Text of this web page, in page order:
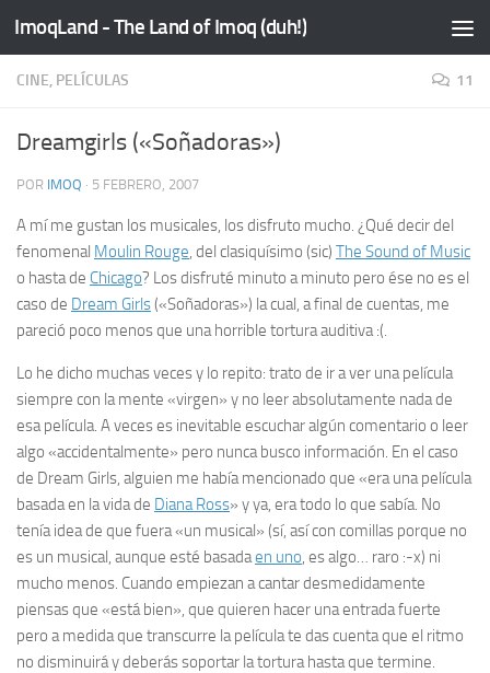
Saltar al contenido
ImoqLand - The Land of Imoq (duh!)
CINE, PELÍCULAS 11
Dreamgirls («Soñadoras»)
POR IMOQ · 5 FEBRERO, 2007
A mí me gustan los musicales, los disfruto mucho. ¿Qué decir del
fenomenal Moulin Rouge, del clasiquísimo (sic) The Sound of Music
o hasta de Chicago? Los disfruté minuto a minuto pero ése no es el
caso de Dream Girls(«Soñadoras») la cual, a final de cuentas, me
pareció poco menos que una horrible tortura auditiva :(.
Lo he dicho muchas veces y lo repito: trato de ir a ver una película
siempre con la mente «virgen» y no leer absolutamente nada de
esa película. A veces es inevitable escuchar algún comentario o leer
algo «accidentalmente» pero nunca busco información. En el caso
de Dream Girls, alguien me había mencionado que «era una película
basada en la vida de Diana Ross» y ya, era todo lo que sabía. No
tenía idea de que fuera «un musical» (sí, así con comillas porque no
es un musical, aunque esté basadaen uno, es algo… raro :-x) ni
mucho menos. Cuando empiezan a cantar desmedidamente
piensas que «está bien», que quieren hacer una entrada fuerte
pero a medida que transcurre la película te das cuenta que el ritmo
no disminuirá y deberás soportar la tortura hasta que termine.